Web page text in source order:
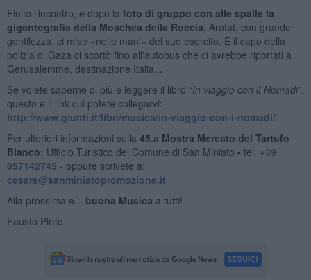
Finito l’incontro, e dopo la foto di gruppo con alle spalle la
gigantografia della Moschea della Roccia , Arafat, con grande
gentilezza, ci mise «nelle mani» del suo esercito. E il capo della
polizia di Gaza ci scortò fino all'autobus che ci avrebbe riportati a
Gerusalemme, destinazione Italia...
Se volete saperne di più e leggere il libro “In viaggio con iI Nomadi”,
questo è il link cui potete collegarvi:
http://www.giunti.it/libri/musica/in-viaggio-con-i-nomadi/
Per ulteriori informazioni sulla 45.a Mostra Mercato del Tartufo
Bianco: Ufficio Turistico del Comune di San Miniato - tel. +39
057142745 - oppure scrivete a:
cesare@sanminiatopromozione.it
Alla prossima e... buona Musica a tutti!
Fausto Pirìto